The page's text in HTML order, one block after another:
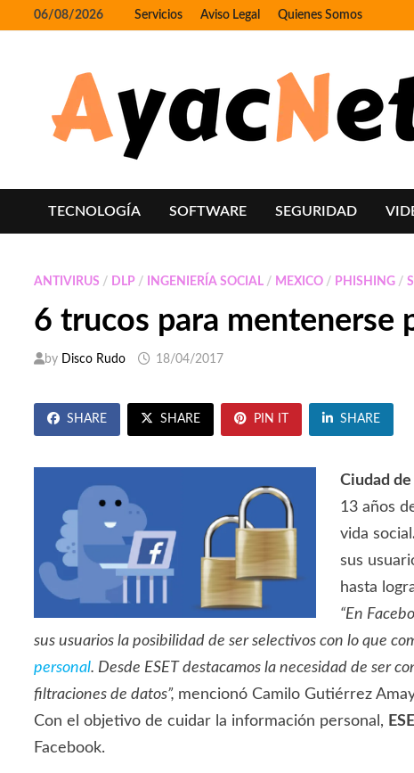
to
06/08/2026 Servicios Aviso Legal Quienes Somos
TECNOLOGÍA SOFTWARE SEGURIDAD
ANTIVIRUS / DLP / INGENIERÍA SOCIAL / MEXICO / PHISHING /
6 trucos para mentenerse
by Disco Rudo 18/04/2017
SHARE SHARE PIN IT SHARE
Ciudad
13 años
vida social
sus
hasta
“En
sus usuarios la posibilidad de ser selectivos con lo que
personal. Desde ESET destacamos la necesidad de ser
filtraciones de datos”, mencionó Camilo Gutiérrez
Con el objetivo de cuidar la información personal,
Facebook.